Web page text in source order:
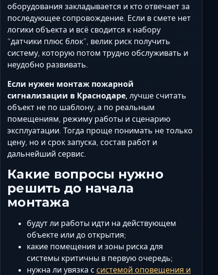
оборудования закладывается и кто отвечает за
последующее сопровождение. Если в смете нет
логики объекта и всё сводится к набору
“датчики плюс блок”, велик риск получить
систему, которую потом трудно обслуживать и
неудобно развивать.
Если нужен монтаж пожарной
сигнализации в Краснодаре, лучше считать
объект не по шаблону, а по реальным
помещениям, режиму работы и сценарию
эксплуатации. Тогда проще понимать не только
цену, но и срок запуска, состав работ и
дальнейший сервис.
Какие вопросы нужно
решить до начала
монтажа
будут ли работы идти на действующем
объекте или до открытия;
какие помещения и зоны риска для
системы критичны в первую очередь;
нужна ли увязка с системой оповещения и